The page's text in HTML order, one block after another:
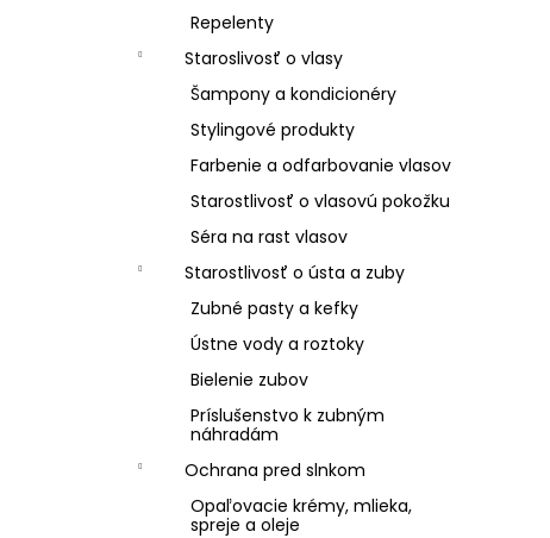
Repelenty
Staroslivosť o vlasy
Šampony a kondicionéry
Stylingové produkty
Farbenie a odfarbovanie vlasov
Starostlivosť o vlasovú pokožku
Séra na rast vlasov
Starostlivosť o ústa a zuby
Zubné pasty a kefky
Ústne vody a roztoky
Bielenie zubov
Príslušenstvo k zubným
náhradám
Ochrana pred slnkom
Opaľovacie krémy, mlieka,
spreje a oleje